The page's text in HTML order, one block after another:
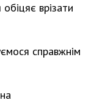
врізати
справжнім